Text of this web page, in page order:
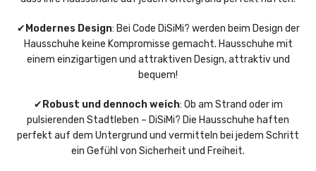
✔ Modernes Design: Bei Code DiSiMi? werden beim Design der
Hausschuhe keine Kompromisse gemacht. Hausschuhe mit
einem einzigartigen und attraktiven Design, attraktiv und
bequem!
✔ Robust und dennoch weich: Ob am Strand oder im
pulsierenden Stadtleben – DiSiMi? Die Hausschuhe haften
perfekt auf dem Untergrund und vermitteln bei jedem Schritt
ein Gefühl von Sicherheit und Freiheit.